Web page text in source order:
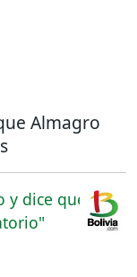
Almagro